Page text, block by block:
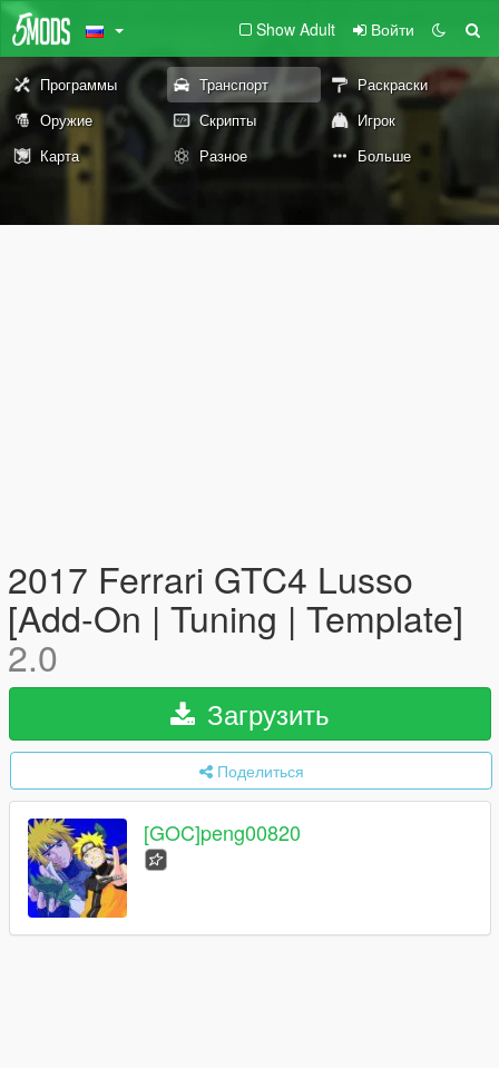
Show Adult Войти
Программы Транспорт
Раскраски
Оружие
Скрипты
Игрок
Карта
Разное Больше
2017 Ferrari GTC4 Lusso
[Add-On | Tuning | Template]
2.0
Загрузить
Поделиться
[GOC]peng00820